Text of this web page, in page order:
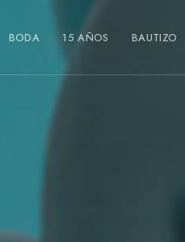
BODA 15 AÑOS BAUTIZO